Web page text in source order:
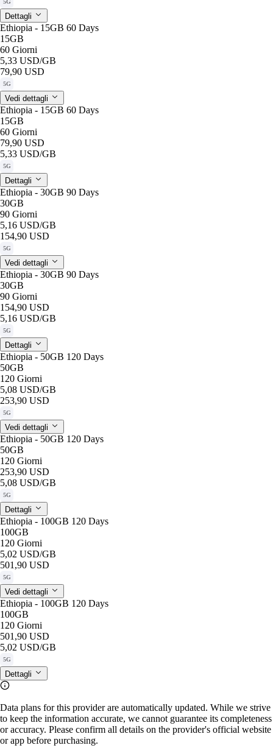
Dettagli
Ethiopia - 15GB 60 Days
15GB
60 Giorni
5,33 USD/GB
79,90 USD
5G
Vedi dettagli
Ethiopia - 15GB 60 Days
15GB
60 Giorni
79,90 USD
5,33 USD/GB
5G
Dettagli
Ethiopia - 30GB 90 Days
30GB
90 Giorni
5,16 USD/GB
154,90 USD
5G
Vedi dettagli
Ethiopia - 30GB 90 Days
30GB
90 Giorni
154,90 USD
5,16 USD/GB
5G
Dettagli
Ethiopia - 50GB 120 Days
50GB
120 Giorni
5,08 USD/GB
253,90 USD
5G
Vedi dettagli
Ethiopia - 50GB 120 Days
50GB
120 Giorni
253,90 USD
5,08 USD/GB
5G
Dettagli
Ethiopia - 100GB 120 Days
100GB
120 Giorni
5,02 USD/GB
501,90 USD
5G
Vedi dettagli
Ethiopia - 100GB 120 Days
100GB
120 Giorni
501,90 USD
5,02 USD/GB
5G
Dettagli
Data plans for this provider are automatically updated. While we strive
to keep the information accurate, we cannot guarantee its completeness
or accuracy. Please confirm all details on the provider's official website
or app before purchasing.